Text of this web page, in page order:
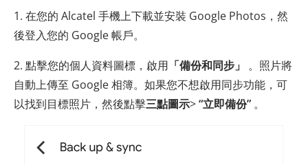
1. 在您的 Alcatel 手機上下載並安裝 Google Photos，然
後登入您的 Google 帳戶。
2. 點擊您的個人資料圖標，啟用 「備份和同步」
。照片將
自動上傳至 Google 相簿。如果您不想啟用同步功能，可
以找到目標照片，然後點擊三點圖示>“立即備份” 。